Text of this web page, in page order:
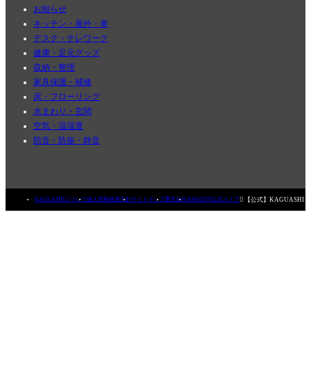
お知らせ
キッチン・屋外・車
デスク・テレワーク
健康・足元グッズ
収納・整理
家具保護・補修
床・フローリング
水まわり・玄関
空気・温湿度
防音・防振・静音
KAGUASHIについて個人情報保護方針サイトマップ運営会社AMAZON公式ストア 【公式】KAGUASHI